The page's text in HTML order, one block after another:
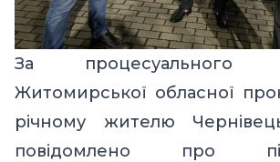
За процесуального
Житомирської обласної
річному жителю
повідомлено про